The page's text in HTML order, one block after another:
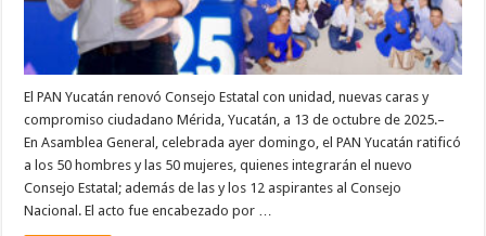
El PAN Yucatán renovó Consejo Estatal con unidad, nuevas caras y
compromiso ciudadano Mérida, Yucatán, a 13 de octubre de 2025.–
En Asamblea General, celebrada ayer domingo, el PAN Yucatán ratificó
a los 50 hombres y las 50 mujeres, quienes integrarán el nuevo
Consejo Estatal; además de las y los 12 aspirantes al Consejo
Nacional. El acto fue encabezado por …